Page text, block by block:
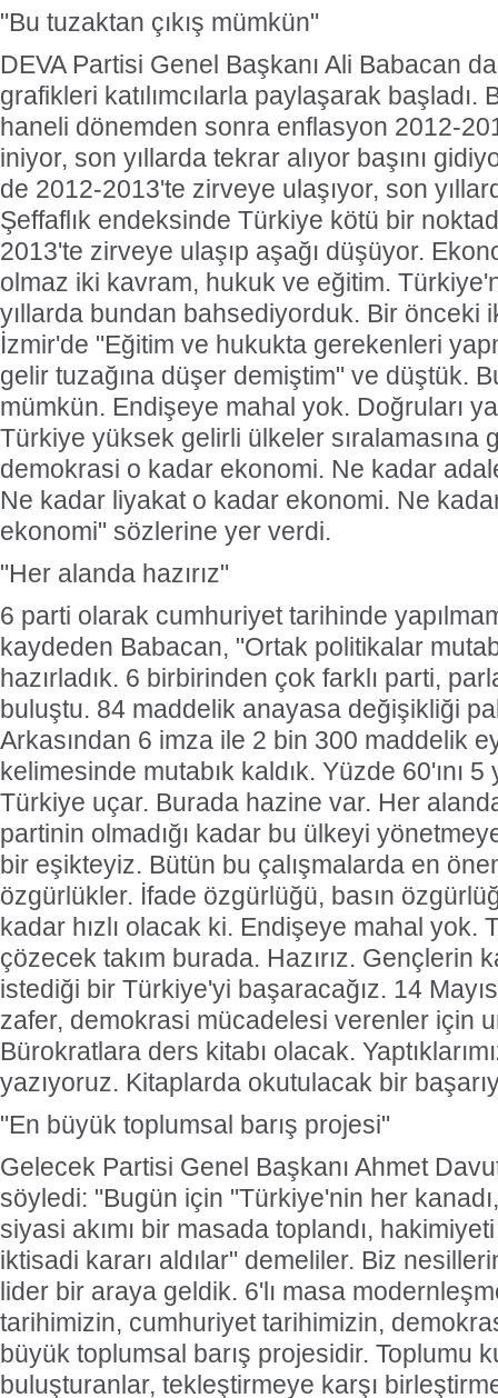
"Bu tuzaktan çıkış mümkün"
DEVA Partisi Genel Başkanı Ali Babacan
grafikleri katılımcılarla paylaşarak başladı.
haneli dönemden sonra enflasyon 2012-
iniyor, son yıllarda tekrar alıyor başını
de 2012-2013'te zirveye ulaşıyor, son
Şeffaflık endeksinde Türkiye kötü bir
2013'te zirveye ulaşıp aşağı düşüyor.
olmaz iki kavram, hukuk ve eğitim.
yıllarda bundan bahsediyorduk. Bir önceki
İzmir'de "Eğitim ve hukukta gerekenleri
gelir tuzağına düşer demiştim" ve düştük.
mümkün. Endişeye mahal yok. Doğruları
Türkiye yüksek gelirli ülkeler sıralamasına
demokrasi o kadar ekonomi. Ne kadar
Ne kadar liyakat o kadar ekonomi. Ne
ekonomi" sözlerine yer verdi.
"Her alanda hazırız"
6 parti olarak cumhuriyet tarihinde
kaydeden Babacan, "Ortak politikalar
hazırladık. 6 birbirinden çok farklı parti,
buluştu. 84 maddelik anayasa değişikliği
Arkasından 6 imza ile 2 bin 300 maddelik
kelimesinde mutabık kaldık. Yüzde 60'ını
Türkiye uçar. Burada hazine var. Her
partinin olmadığı kadar bu ülkeyi
bir eşikteyiz. Bütün bu çalışmalarda en
özgürlükler. İfade özgürlüğü, basın
kadar hızlı olacak ki. Endişeye mahal yok.
çözecek takım burada. Hazırız. Gençlerin
istediği bir Türkiye'yi başaracağız. 14
zafer, demokrasi mücadelesi verenler için
Bürokratlara ders kitabı olacak.
yazıyoruz. Kitaplarda okutulacak bir
"En büyük toplumsal barış projesi"
Gelecek Partisi Genel Başkanı Ahmet
söyledi: "Bugün için "Türkiye'nin her
siyasi akımı bir masada toplandı,
iktisadi kararı aldılar" demeliler. Biz
lider bir araya geldik. 6'lı masa
tarihimizin, cumhuriyet tarihimizin,
büyük toplumsal barış projesidir. Toplumu
buluşturanlar, tekleştirmeye karşı